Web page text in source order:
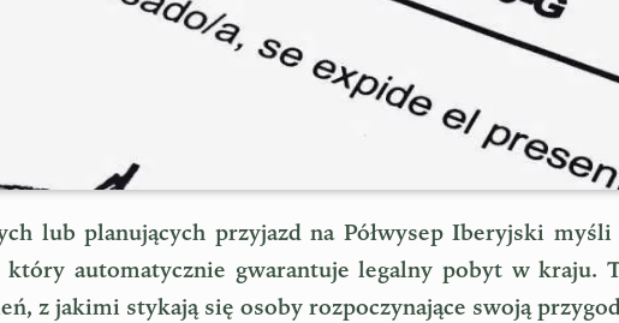
lub planujących przyjazd na Półwysep Iberyjski myśli
automatycznie gwarantuje legalny pobyt w kraju.
z jakimi stykają się osoby rozpoczynające swoją